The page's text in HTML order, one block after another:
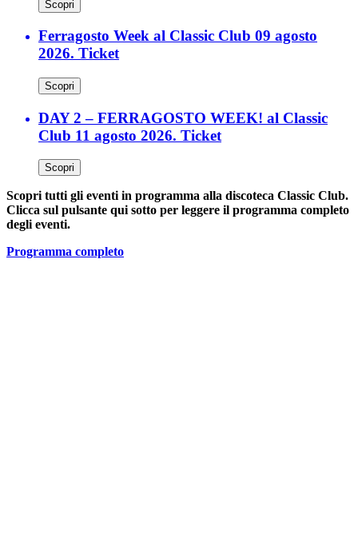
Scopri
Ferragosto Week al Classic Club 09 agosto
2026. Ticket
Scopri
DAY 2 – FERRAGOSTO WEEK! al Classic
Club 11 agosto 2026. Ticket
Scopri
Scopri tutti gli eventi in programma alla discoteca Classic Club.
Clicca sul pulsante qui sotto per leggere il programma completo
degli eventi.
Programma completo